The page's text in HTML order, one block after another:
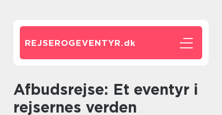
REJSEROGEVENTYR.dk
Afbudsrejse: Et eventyr i
rejsernes verden